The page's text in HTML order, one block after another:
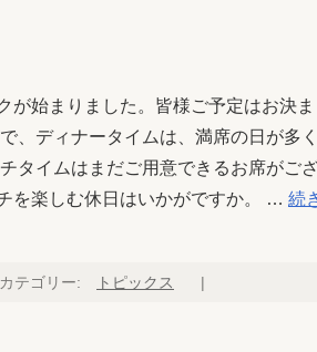
が始まりました。皆様ご予定はお決
、ディナータイムは、満席の日が多
タイムはまだご用意できるお席がご
を楽しむ休日はいかがですか。 … 続
カテゴリー: トピックス |